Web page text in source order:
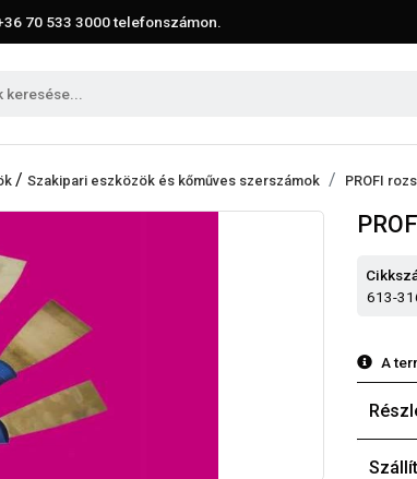
70 533 3000telefonszámon.
/ Szakipari eszközök és kőműves szerszámok PROFI
613-
A